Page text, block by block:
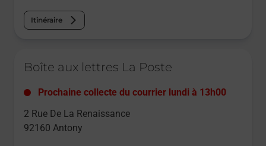
Itinéraire
Boîte aux lettres La Poste
Prochaine collecte du courrier lundi à 13h00
2 Rue De La Renaissance
92160 Antony